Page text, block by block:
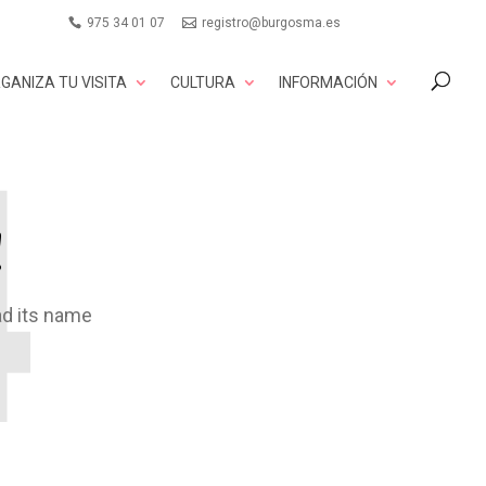
975 34 01 07 registro@burgosma.es
TU VISITA CULTURA INFORMACIÓN
its name